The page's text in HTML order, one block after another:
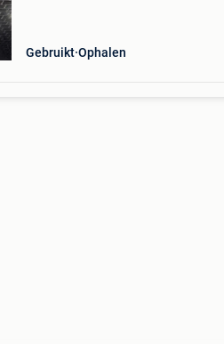
Gebruikt Ophalen